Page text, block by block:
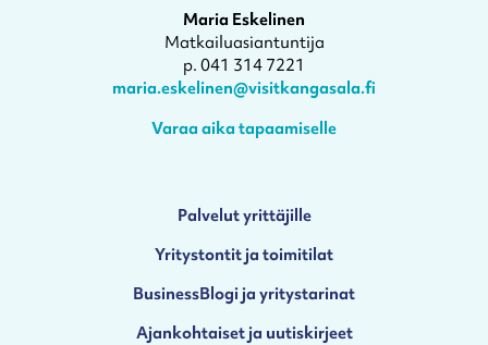
Maria Eskelinen
Matkailuasiantuntija
p. 041 314 7221
maria.eskelinen@visitkangasala.fi
Varaa aika tapaamiselle
Palvelut yrittäjille
Yritystontit ja toimitilat
BusinessBlogi ja yritystarinat
Ajankohtaiset ja uutiskirjeet